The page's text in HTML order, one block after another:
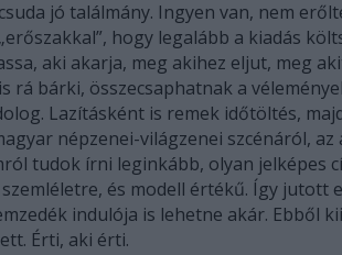
jó találmány. Ingyen van, nem
hogy legalább a kiadás
aki akarja, meg akihez eljut, meg
rá bárki, összecsaphatnak a
Lazításként is remek időtöltés,
népzenei-világzenei szcénáról, az
tudok írni leginkább, olyan jelképes
és modell értékű. Így jutott
indulója is lehetne akár. Ebből
Érti, aki érti.